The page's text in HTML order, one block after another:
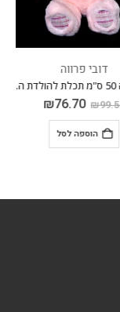
דובי פרווה
דובי פרווה 50 ס"מ תכלת להולדת הבת
₪
₪76.70
הוספה לסל